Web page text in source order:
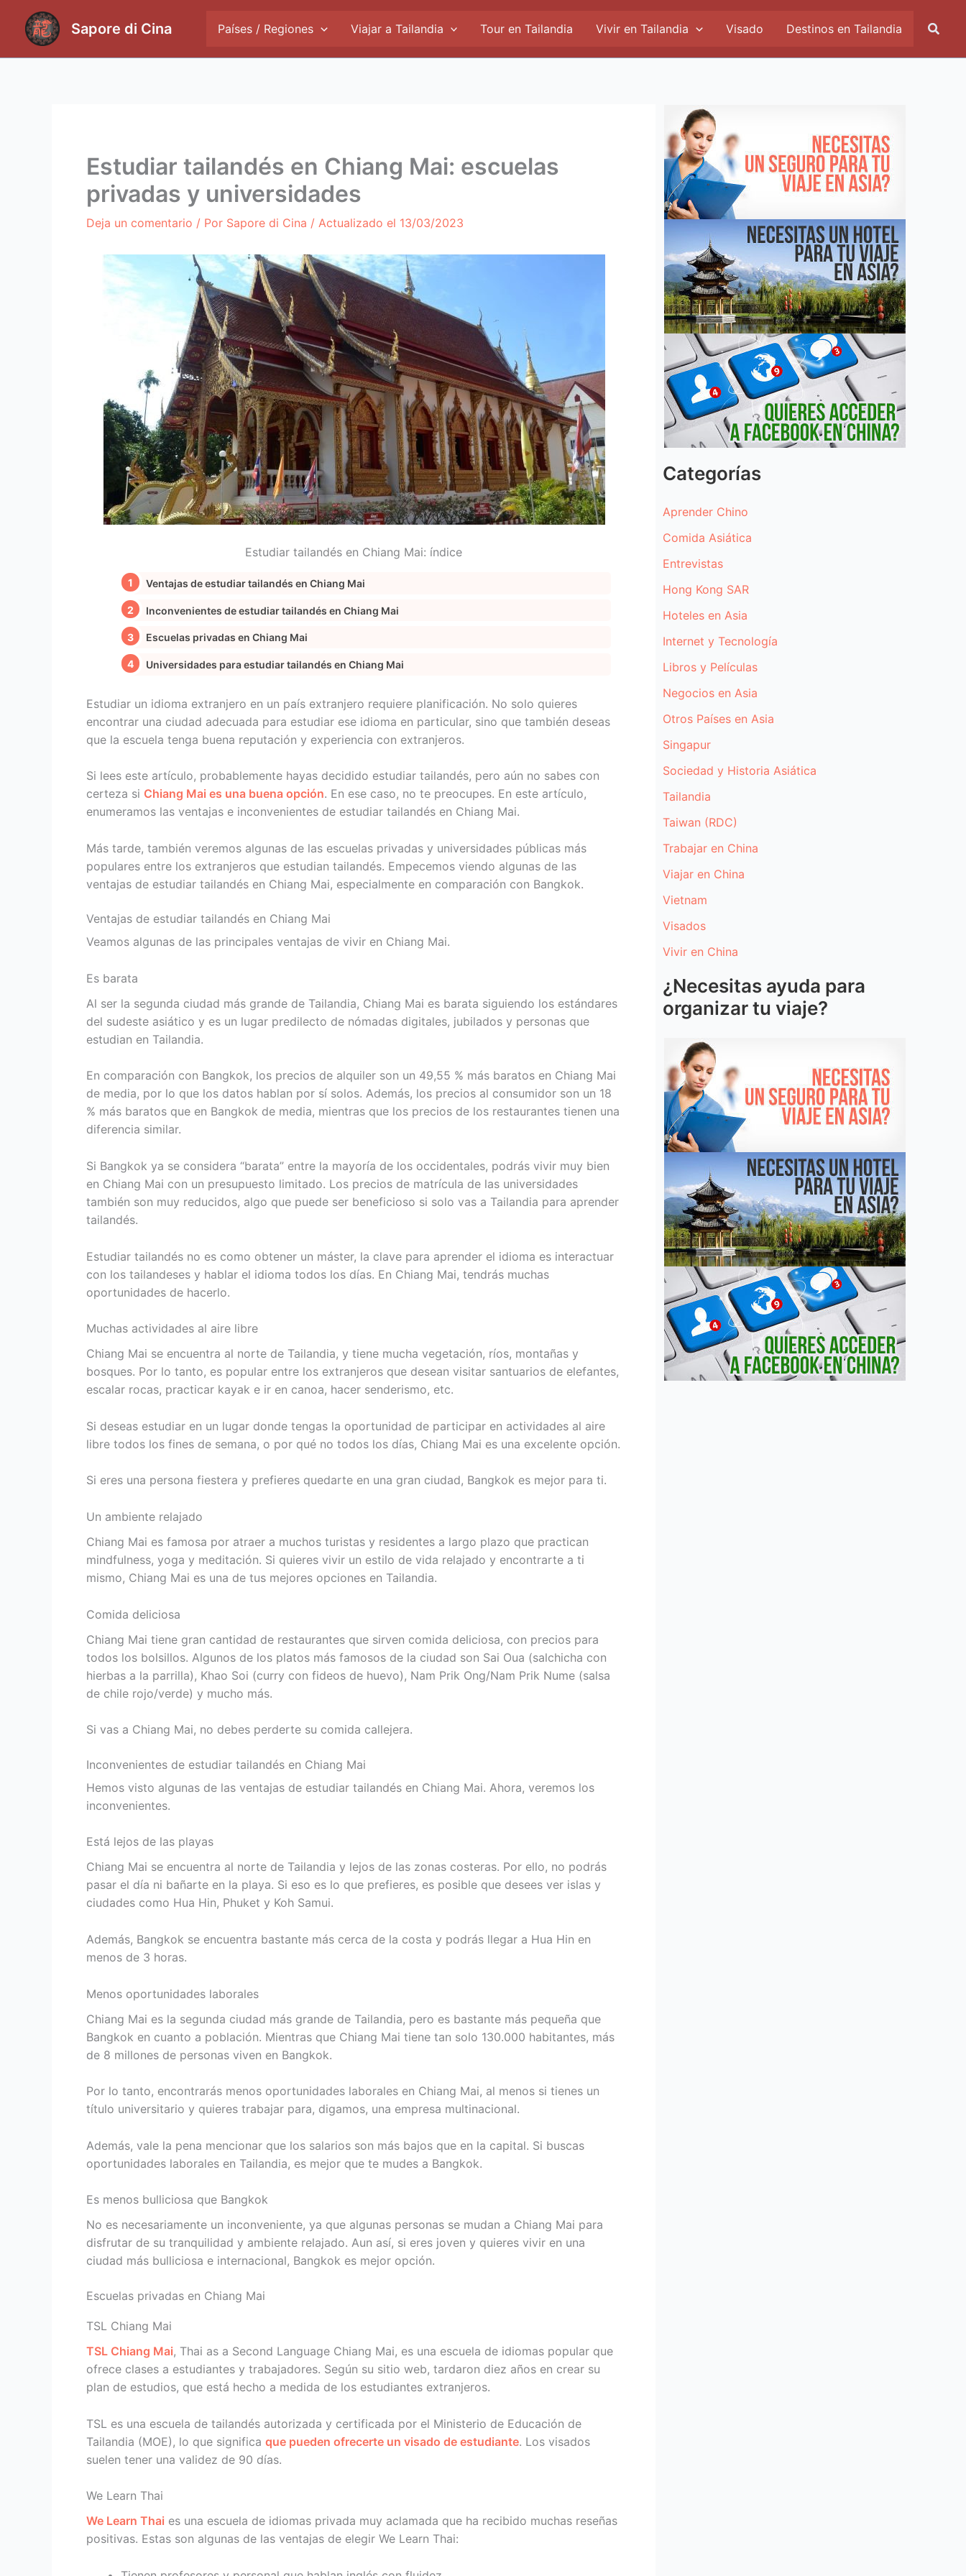
contenido
Sapore di Cina Países / Regiones Viajar a Tailandia Tour en Tailandia Vivir en Tailandia Visado Destinos en Tailandia
Estudiar tailandés en Chiang Mai: escuelas
privadas y universidades
Deja un comentario / Por Sapore di Cina / Actualizado el 13/03/2023
Estudiar tailandés en Chiang Mai: índice
Ventajas de estudiar tailandés en Chiang Mai
Inconvenientes de estudiar tailandés en Chiang Mai
Escuelas privadas en Chiang Mai
Universidades para estudiar tailandés en Chiang Mai
Estudiar un idioma extranjero en un país extranjero requiere planificación. No solo quieres
encontrar una ciudad adecuada para estudiar ese idioma en particular, sino que también deseas
que la escuela tenga buena reputación y experiencia con extranjeros.
Si lees este artículo, probablemente hayas decidido estudiar tailandés, pero aún no sabes con
certeza si Chiang Mai es una buena opción. En ese caso, no te preocupes. En este artículo,
enumeramos las ventajas e inconvenientes de estudiar tailandés en Chiang Mai.
Más tarde, también veremos algunas de las escuelas privadas y universidades públicas más
populares entre los extranjeros que estudian tailandés. Empecemos viendo algunas de las
ventajas de estudiar tailandés en Chiang Mai, especialmente en comparación con Bangkok.
Ventajas de estudiar tailandés en Chiang Mai
Veamos algunas de las principales ventajas de vivir en Chiang Mai.
Es barata
Al ser la segunda ciudad más grande de Tailandia, Chiang Mai es barata siguiendo los estándares
del sudeste asiático y es un lugar predilecto de nómadas digitales, jubilados y personas que
estudian en Tailandia.
En comparación con Bangkok, los precios de alquiler son un 49,55 % más baratos en Chiang Mai
de media, por lo que los datos hablan por sí solos. Además, los precios al consumidor son un 18
% más baratos que en Bangkok de media, mientras que los precios de los restaurantes tienen una
diferencia similar.
Si Bangkok ya se considera “barata” entre la mayoría de los occidentales, podrás vivir muy bien
en Chiang Mai con un presupuesto limitado. Los precios de matrícula de las universidades
también son muy reducidos, algo que puede ser beneficioso si solo vas a Tailandia para aprender
tailandés.
Estudiar tailandés no es como obtener un máster, la clave para aprender el idioma es interactuar
con los tailandeses y hablar el idioma todos los días. En Chiang Mai, tendrás muchas
oportunidades de hacerlo.
Muchas actividades al aire libre
Chiang Mai se encuentra al norte de Tailandia, y tiene mucha vegetación, ríos, montañas y
bosques. Por lo tanto, es popular entre los extranjeros que desean visitar santuarios de elefantes,
escalar rocas, practicar kayak e ir en canoa, hacer senderismo, etc.
Si deseas estudiar en un lugar donde tengas la oportunidad de participar en actividades al aire
libre todos los fines de semana, o por qué no todos los días, Chiang Mai es una excelente opción.
Si eres una persona fiestera y prefieres quedarte en una gran ciudad, Bangkok es mejor para ti.
Un ambiente relajado
Chiang Mai es famosa por atraer a muchos turistas y residentes a largo plazo que practican
mindfulness, yoga y meditación. Si quieres vivir un estilo de vida relajado y encontrarte a ti
mismo, Chiang Mai es una de tus mejores opciones en Tailandia.
Comida deliciosa
Chiang Mai tiene gran cantidad de restaurantes que sirven comida deliciosa, con precios para
todos los bolsillos. Algunos de los platos más famosos de la ciudad son Sai Oua (salchicha con
hierbas a la parrilla), Khao Soi (curry con fideos de huevo), Nam Prik Ong/Nam Prik Nume (salsa
de chile rojo/verde) y mucho más.
Si vas a Chiang Mai, no debes perderte su comida callejera.
Inconvenientes de estudiar tailandés en Chiang Mai
Hemos visto algunas de las ventajas de estudiar tailandés en Chiang Mai. Ahora, veremos los
inconvenientes.
Está lejos de las playas
Chiang Mai se encuentra al norte de Tailandia y lejos de las zonas costeras. Por ello, no podrás
pasar el día ni bañarte en la playa. Si eso es lo que prefieres, es posible que desees ver islas y
ciudades como Hua Hin, Phuket y Koh Samui.
Además, Bangkok se encuentra bastante más cerca de la costa y podrás llegar a Hua Hin en
menos de 3 horas.
Menos oportunidades laborales
Chiang Mai es la segunda ciudad más grande de Tailandia, pero es bastante más pequeña que
Bangkok en cuanto a población. Mientras que Chiang Mai tiene tan solo 130.000 habitantes, más
de 8 millones de personas viven en Bangkok.
Por lo tanto, encontrarás menos oportunidades laborales en Chiang Mai, al menos si tienes un
título universitario y quieres trabajar para, digamos, una empresa multinacional.
Además, vale la pena mencionar que los salarios son más bajos que en la capital. Si buscas
oportunidades laborales en Tailandia, es mejor que te mudes a Bangkok.
Es menos bulliciosa que Bangkok
No es necesariamente un inconveniente, ya que algunas personas se mudan a Chiang Mai para
disfrutar de su tranquilidad y ambiente relajado. Aun así, si eres joven y quieres vivir en una
ciudad más bulliciosa e internacional, Bangkok es mejor opción.
Escuelas privadas en Chiang Mai
TSL Chiang Mai
TSL Chiang Mai, Thai as a Second Language Chiang Mai, es una escuela de idiomas popular que
ofrece clases a estudiantes y trabajadores. Según su sitio web, tardaron diez años en crear su
plan de estudios, que está hecho a medida de los estudiantes extranjeros.
TSL es una escuela de tailandés autorizada y certificada por el Ministerio de Educación de
Tailandia (MOE), lo que significa que pueden ofrecerte un visado de estudiante. Los visados
suelen tener una validez de 90 días.
We Learn Thai
We Learn Thai es una escuela de idiomas privada muy aclamada que ha recibido muchas reseñas
positivas. Estas son algunas de las ventajas de elegir We Learn Thai:
Categorías
Aprender Chino
Comida Asiática
Entrevistas
Hong Kong SAR
Hoteles en Asia
Internet y Tecnología
Libros y Películas
Negocios en Asia
Otros Países en Asia
Singapur
Sociedad y Historia Asiática
Tailandia
Taiwan (RDC)
Trabajar en China
Viajar en China
Vietnam
Visados
Vivir en China
¿Necesitas ayuda para
organizar tu viaje?